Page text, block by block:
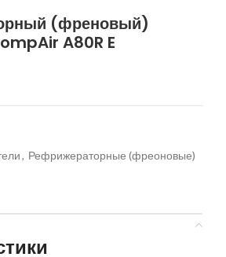
(френовый)
A80R E
, Рефрижераторные (фреоновые)